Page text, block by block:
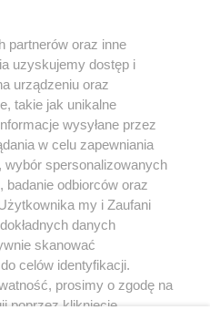
nie może być powielany i
w jakikolwiek sposób (w
na jakimkolwiek polu
z umieszczaniem w Internecie
Jakiekolwiek użycie lub
w części z naruszeniem prawa, tzn.
pod groźbą kary i może być ścigane
partnerów oraz inne
uzyskujemy dostęp i
urządzeniu oraz
takie jak unikalne
wysyłane przez
w celu zapewniania
spersonalizowanych
odbiorców oraz
my i Zaufani
danych
skanować
celów identyfikacji.
prosimy o zgodę na
poprzez kliknięcie